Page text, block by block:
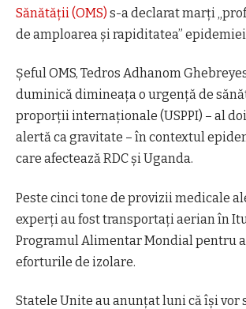
Sănătăţii (OMS) s-a declarat marţi
de amploarea şi rapiditatea” epidemiei
Şeful OMS, Tedros Adhanom
duminică dimineaţa o urgenţă de
proporţii internaţionale (USPPI) – al
alertă ca gravitate – în contextul
care afectează RDC şi Uganda.
Peste cinci tone de provizii medicale
experți au fost transportați aerian în
Programul Alimentar Mondial pentru
eforturile de izolare.
Statele Unite au anunţat luni că îşi vor